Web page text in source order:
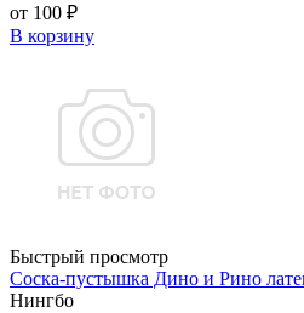
от 100 ₽
В корзину
Быстрый просмотр
Соска-пустышка Дино и Рино
Нингбо